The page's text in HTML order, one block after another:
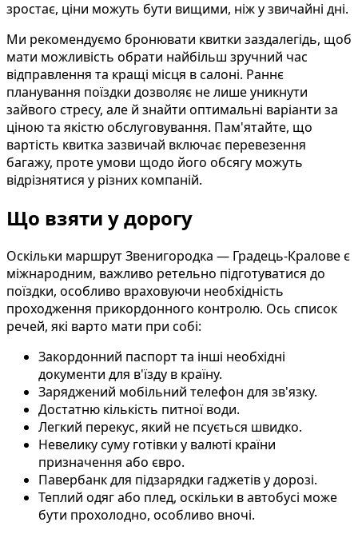
зростає, ціни можуть бути вищими, ніж у звичайні дні.
Ми рекомендуємо бронювати квитки заздалегідь, щоб
мати можливість обрати найбільш зручний час
відправлення та кращі місця в салоні. Раннє
планування поїздки дозволяє не лише уникнути
зайвого стресу, але й знайти оптимальні варіанти за
ціною та якістю обслуговування. Пам'ятайте, що
вартість квитка зазвичай включає перевезення
багажу, проте умови щодо його обсягу можуть
відрізнятися у різних компаній.
Що взяти у дорогу
Оскільки маршрут Звенигородка — Градець-Кралове є
міжнародним, важливо ретельно підготуватися до
поїздки, особливо враховуючи необхідність
проходження прикордонного контролю. Ось список
речей, які варто мати при собі:
Закордонний паспорт та інші необхідні
документи для в'їзду в країну.
Заряджений мобільний телефон для зв'язку.
Достатню кількість питної води.
Легкий перекус, який не псується швидко.
Невелику суму готівки у валюті країни
призначення або євро.
Павербанк для підзарядки гаджетів у дорозі.
Теплий одяг або плед, оскільки в автобусі може
бути прохолодно, особливо вночі.